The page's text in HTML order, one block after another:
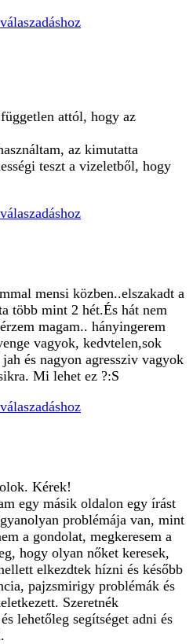
attól, hogy az
az kimutatta
teszt a vizeletből, hogy
mensi közben..elszakadt a
több mint 2 hét.És hát nem
magam.. hányingerem
vagyok, kedvtelen,sok
és nagyon agressziv vagyok
Mi lehet ez ?:S
Kérek!
egy másik oldalon egy írást
problémája van, mint
a gondolat, megkeresem a
hogy olyan nőket keresek,
elkezdtek hízni és később
pajzsmirigy problémák és
Szeretnék
lehetőleg segítséget adni és